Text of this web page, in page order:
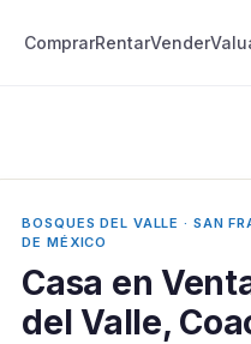
ComprarRentarVender
BOSQUES DEL VALLE · SAN
DE MÉXICO
Casa en
del Valle,